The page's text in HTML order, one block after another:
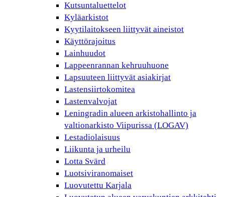
Kutsuntaluettelot
Kyläarkistot
Kyytilaitokseen liittyvät aineistot
Käyttörajoitus
Lainhuudot
Lappeenrannan kehruuhuone
Lapsuuteen liittyvät asiakirjat
Lastensiirtokomitea
Lastenvalvojat
Leningradin alueen arkistohallinto ja
valtionarkisto Viipurissa (LOGAV)
Lestadiolaisuus
Liikunta ja urheilu
Lotta Svärd
Luotsiviranomaiset
Luovutettu Karjala